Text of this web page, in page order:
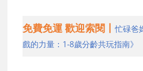
免費免運 歡迎索閱丨忙碌爸
戲的力量：1-8歲分齡共玩指南》